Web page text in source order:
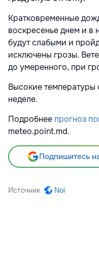
Кратковременные
воскресенье днем и в
будут слабыми и
исключены грозы.
до умеренного, при
Высокие
неделе.
Подробнее прогноз
meteo.point.md.
Подпишитесь
Источник Noi